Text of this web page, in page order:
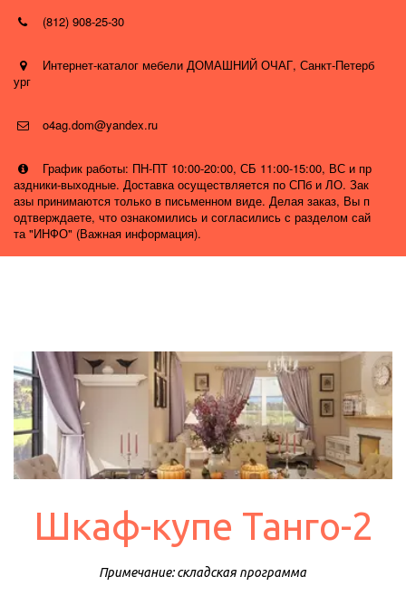
(812) 908-25-30
Интернет-каталог мебели ДОМАШНИЙ ОЧАГ, Санкт-Петерб
ург
o4ag.dom@yandex.ru
График работы: ПН-ПТ 10:00-20:00, СБ 11:00-15:00, ВС и пр
аздники-выходные. Доставка осуществляется по СПб и ЛО. Зак
азы принимаются только в письменном виде. Делая заказ, Вы п
одтверждаете, что ознакомились и согласились с разделом сай
та "ИНФО" (Важная информация).
Шкаф-купе Танго-2
Примечание: складская программа